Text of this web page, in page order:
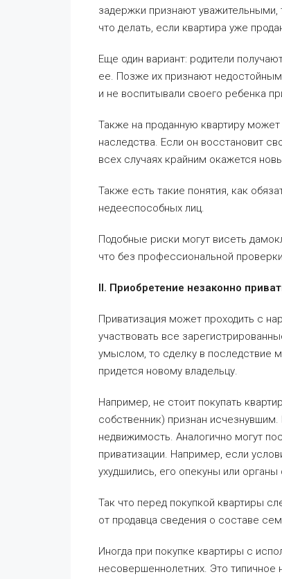
задержки признают уважительными,
что делать, если квартира уже
Еще один вариант: родители
ее. Позже их признают
и не воспитывали своего ребенка
Также на проданную квартиру
наследства. Если он восстановит
всех случаях крайним окажется
Также есть такие понятия, как
недееспособных лиц.
Подобные риски могут висеть
что без профессиональной
II. Приобретение незаконно
Приватизация может проходить с
участвовать все
умыслом, то сделку в последствие
придется новому владельцу.
Например, не стоит покупать
собственник) признан
недвижимость. Аналогично могут
приватизации. Например, если
ухудшились, его опекуны или органы
Так что перед покупкой квартиры
от продавца сведения о составе
Иногда при покупке квартиры с
несовершеннолетних. Это